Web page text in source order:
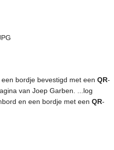
bordje bevestigd met een QR-
van Joep Garben. ...log
en een bordje met een QR-